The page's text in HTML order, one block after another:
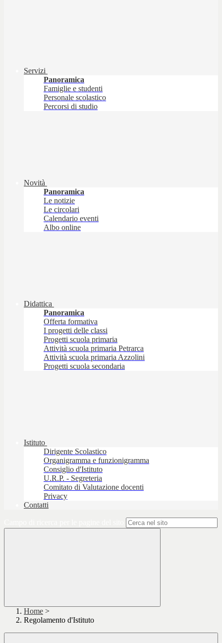
Servizi
Panoramica
Famiglie e studenti
Personale scolastico
Percorsi di studio
Novità
Panoramica
Le notizie
Le circolari
Calendario eventi
Albo online
Didattica
Panoramica
Offerta formativa
I progetti delle classi
Progetti scuola primaria
Attività scuola primaria Petrarca
Attività scuola primaria Azzolini
Progetti scuola secondaria
Istituto
Dirigente Scolastico
Organigramma e funzionigramma
Consiglio d'Istituto
U.R.P. - Segreteria
Comitato di Valutazione docenti
Privacy
Contatti
Home >
Regolamento d'Istituto